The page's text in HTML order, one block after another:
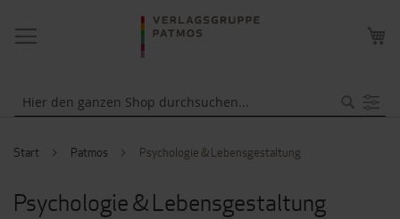
NAVIGATION
UMSCHALTEN
Start Patmos Psychologie & Lebensgestaltung
Psychologie & Lebensgestaltung